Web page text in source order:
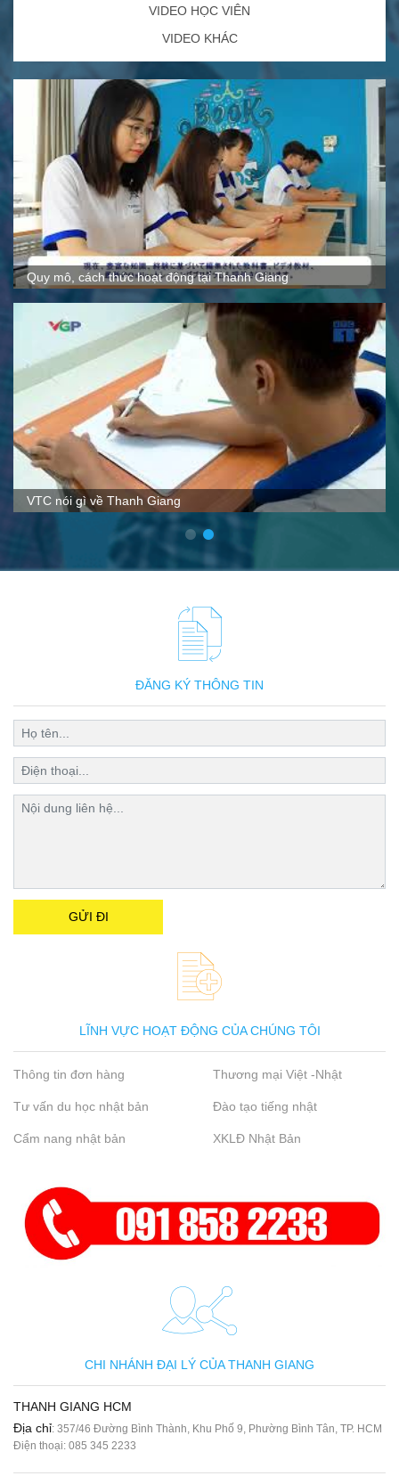
VIDEO HỌC VIÊN
VIDEO KHÁC
Quy mô, cách thức hoạt động tại Thanh Giang
VTC nói gì về Thanh Giang
ĐĂNG KÝ THÔNG TIN
LĨNH VỰC HOẠT ĐỘNG CỦA CHÚNG TÔI
Thông tin đơn hàng Thương mại Việt -Nhật
Tư vấn du học nhật bản Đào tạo tiếng nhật
Cẩm nang nhật bản XKLĐ Nhật Bản
CHI NHÁNH ĐẠI LÝ CỦA THANH GIANG
THANH GIANG HCM
Địa chỉ: 357/46 Đường Bình Thành, Khu Phố 9, Phường Bình Tân, TP. HCM
Điện thoại: 085 345 2233